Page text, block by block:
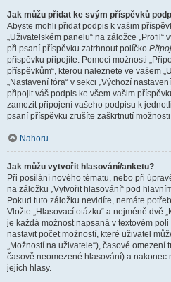
Jak můžu přidat ke svým příspěvků
Abyste mohli přidat podpis k vašim
„Uživatelském panelu“ na záložce „Profil“
při psaní příspěvku zatrhnout políčko
příspěvku připojíte. Pomocí možnosti
příspěvkům“, kterou naleznete ve vašem
„Nastavení fóra“ v sekci „Výchozí
připojit váš podpis ke všem vašim
zamezit připojení vašeho podpisu k
psaní příspěvku zrušíte zaškrtnutí možnosti
Nahoru
Jak můžu vytvořit hlasování/anketu?
Při posílání nového tématu, nebo při
na záložku „Vytvořit hlasování“ pod
Pokud tuto záložku nevidíte, nemáte
Vložte „Hlasovací otázku“ a nejméně dvě
je každá možnost napsaná v textovém
nastavit počet možností, které uživatel
„Možností na uživatele“), časové
časově neomezené hlasování) a nakonec
jejich hlasy.